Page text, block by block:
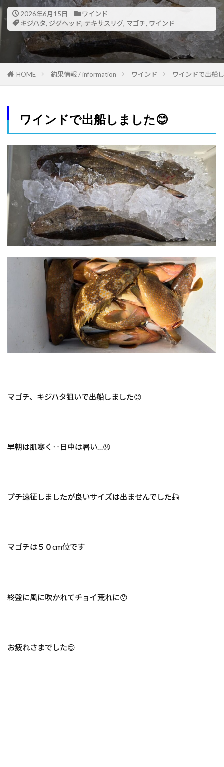
2026年6月15日
ワインド
キジハタ, ジグヘッド, テキサスリグ, マゴチ, ワインド
HOME 釣果情報 / information ワインド ワインドで出船
ワインドで出船しました😊
マゴチ、キジハタ狙いで出船しました😊
早朝は肌寒く‥日中は暑い…😣
プチ遠征しましたが良いサイズは出ませんでした🎣
マゴチは５０cm位です
終盤に風に吹かれてチョイ荒れに😯
お疲れさまでした😊